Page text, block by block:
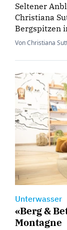
Seltener
Christiana
Bergspitzen
Von Christiana
Unterwasser
«Berg &
Montagne